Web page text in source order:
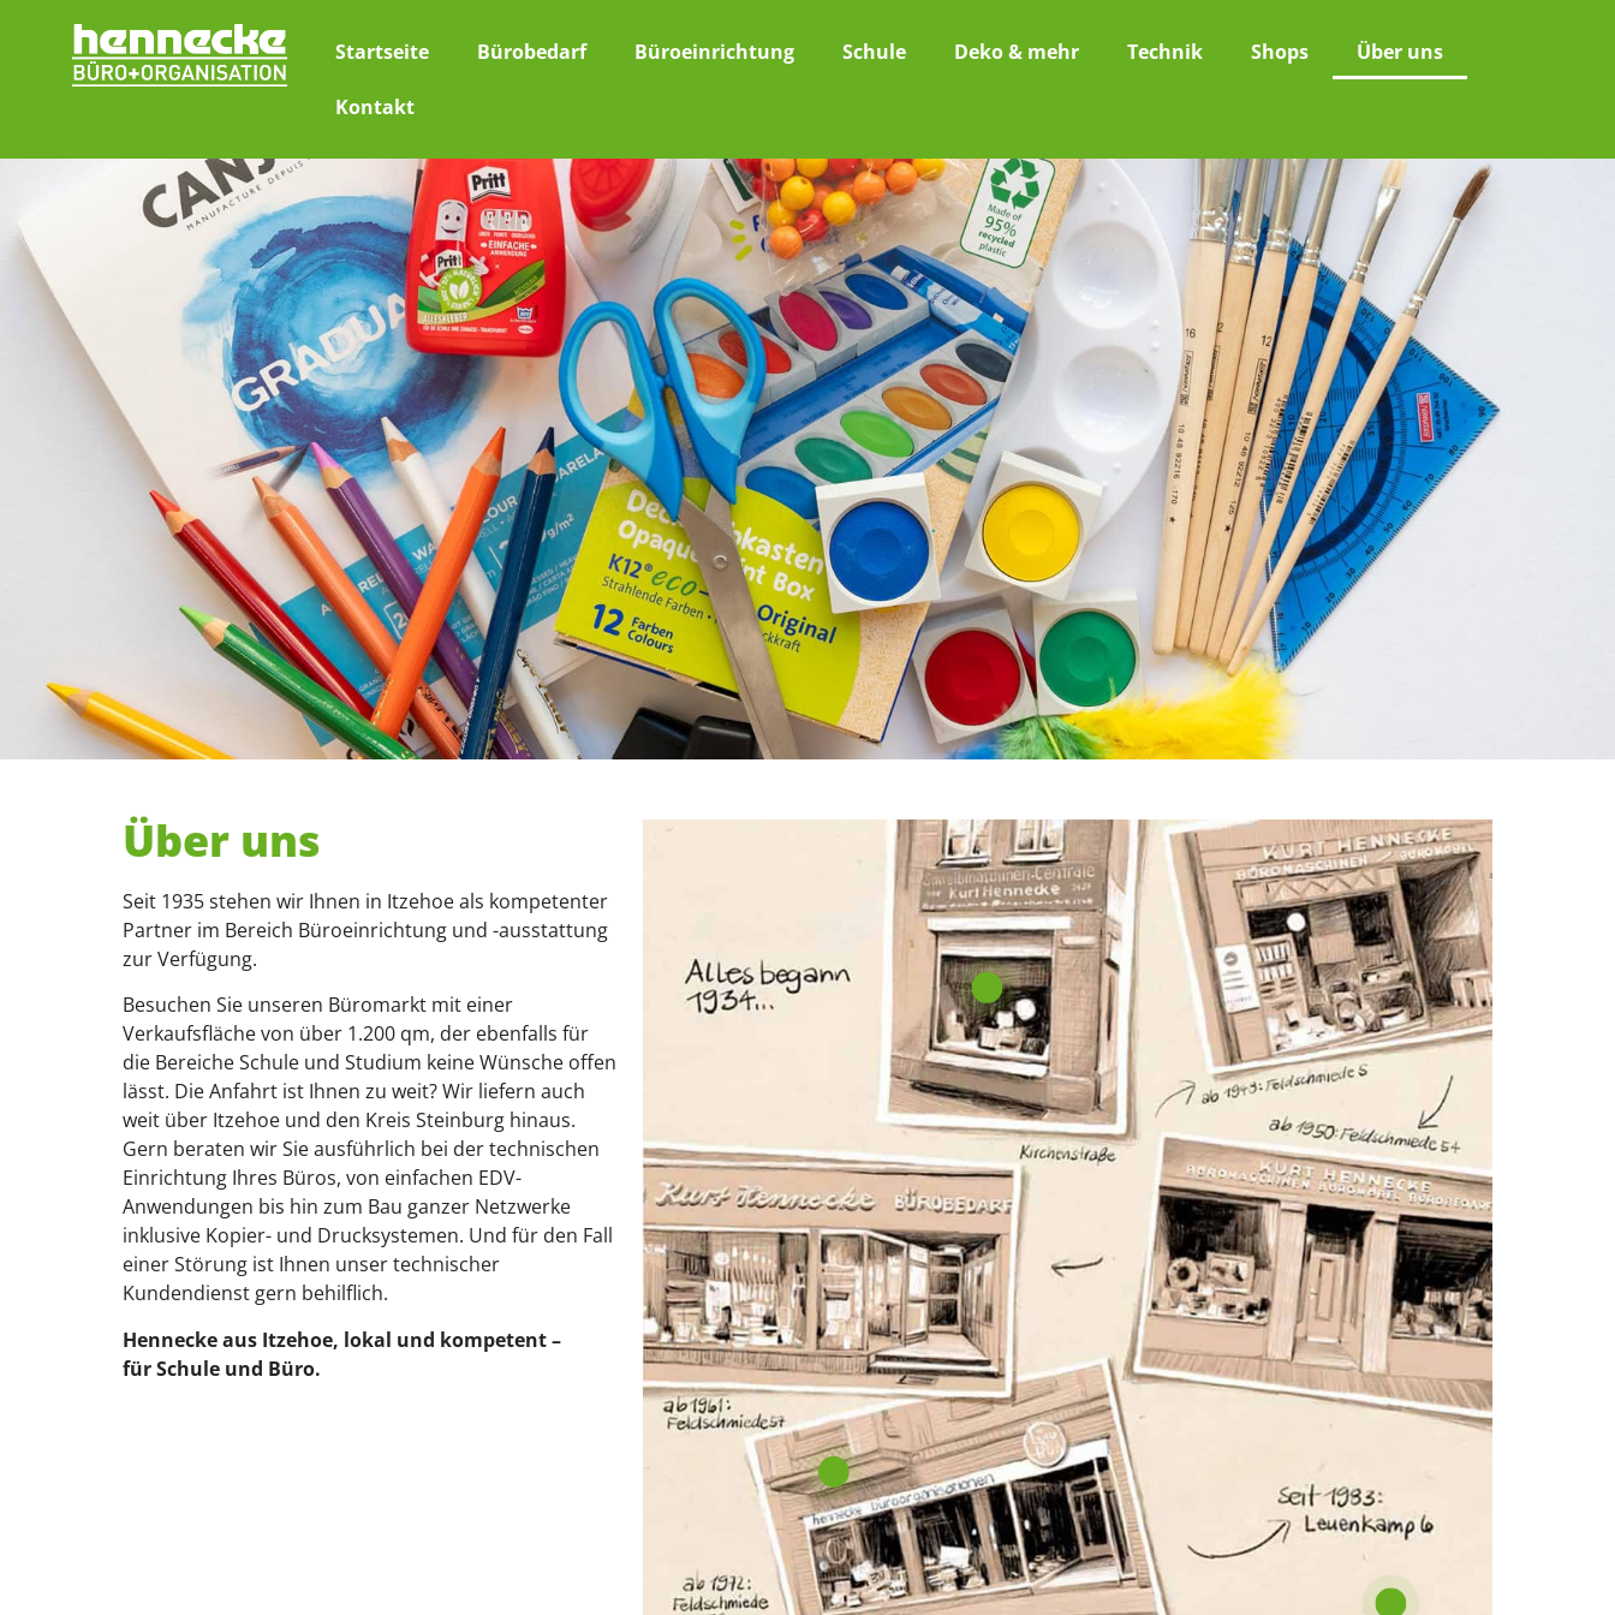
Startseite Bürobedarf Büroeinrichtung Schule Deko & mehr Technik Shops Über uns
Kontakt
Über uns
Seit 1935 stehen wir Ihnen in Itzehoe als kompetenter
Partner im Bereich Büroeinrichtung und -ausstattung
zur Verfügung.
Besuchen Sie unseren Büromarkt mit einer
Verkaufsfläche von über 1.200 qm, der ebenfalls für
die Bereiche Schule und Studium keine Wünsche offen
lässt. Die Anfahrt ist Ihnen zu weit? Wir liefern auch
weit über Itzehoe und den Kreis Steinburg hinaus.
Gern beraten wir Sie ausführlich bei der technischen
Einrichtung Ihres Büros, von einfachen EDV-
Anwendungen bis hin zum Bau ganzer Netzwerke
inklusive Kopier- und Drucksystemen. Und für den Fall
einer Störung ist Ihnen unser technischer
Kundendienst gern behilflich.
Hennecke aus Itzehoe, lokal und kompetent –
für Schule und Büro.